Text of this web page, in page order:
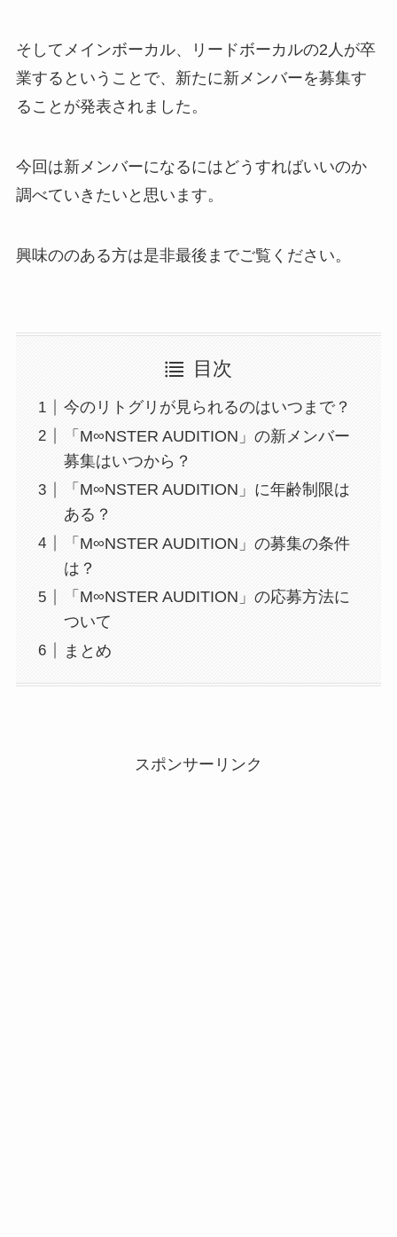
そしてメインボーカル、リードボーカルの2人が卒
業するということで、新たに新メンバーを募集す
ることが発表されました。
今回は新メンバーになるにはどうすればいいのか
調べていきたいと思います。
興味ののある方は是非最後までご覧ください。
目次
今のリトグリが見られるのはいつまで？
「M∞NSTER AUDITION」の新メンバー
募集はいつから？
「M∞NSTER AUDITION」に年齢制限は
ある？
「M∞NSTER AUDITION」の募集の条件
は？
「M∞NSTER AUDITION」の応募方法に
ついて
まとめ
スポンサーリンク